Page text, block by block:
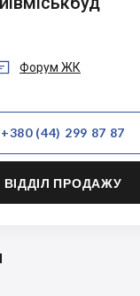
Форум ЖК
+380 (44) 299 87 87
ВІДДІЛ ПРОДАЖУ